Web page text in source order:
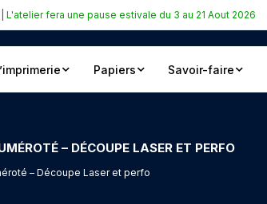
L'atelier fera une pause estivale du 3 au 21 Aout 2026
Papiers Savoir-faire
– DÉCOUPE LASER ET PERFO
– Découpe Laser et perfo